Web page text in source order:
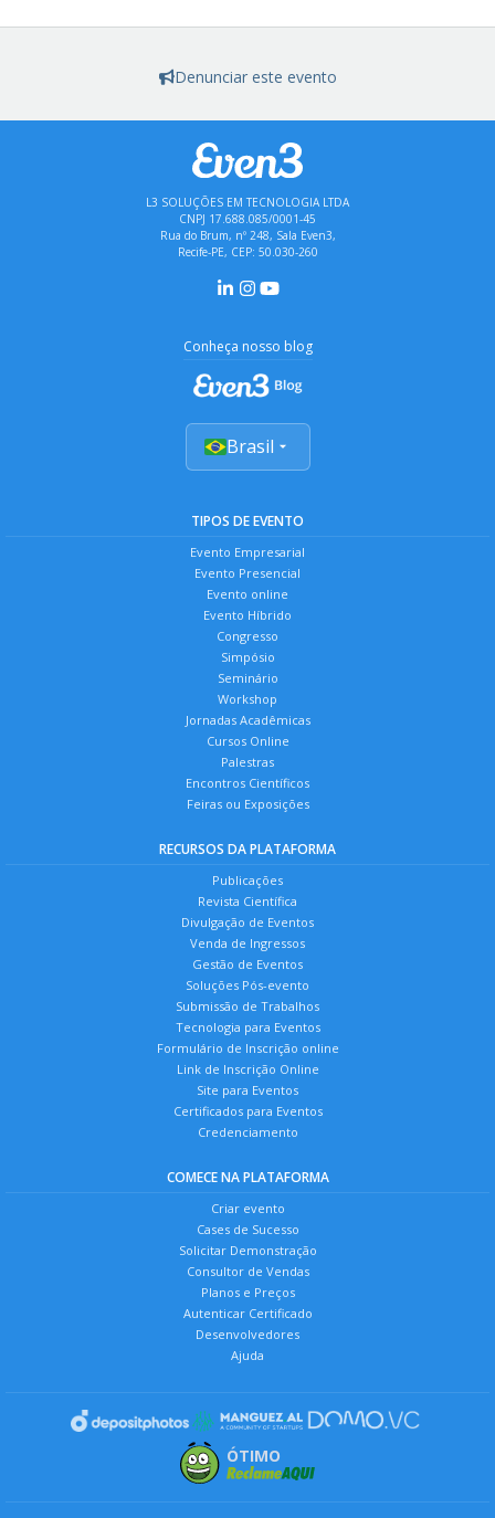
Denunciar este evento
L3 SOLUÇÕES EM TECNOLOGIA LTDA
CNPJ 17.688.085/0001-45
Rua do Brum, nº 248, Sala Even3,
Recife-PE, CEP: 50.030-260
Conheça nosso blog
Brasil
TIPOS DE EVENTO
Evento Empresarial
Evento Presencial
Evento online
Evento Híbrido
Congresso
Simpósio
Seminário
Workshop
Jornadas Acadêmicas
Cursos Online
Palestras
Encontros Científicos
Feiras ou Exposições
RECURSOS DA PLATAFORMA
Publicações
Revista Científica
Divulgação de Eventos
Venda de Ingressos
Gestão de Eventos
Soluções Pós-evento
Submissão de Trabalhos
Tecnologia para Eventos
Formulário de Inscrição online
Link de Inscrição Online
Site para Eventos
Certificados para Eventos
Credenciamento
COMECE NA PLATAFORMA
Criar evento
Cases de Sucesso
Solicitar Demonstração
Consultor de Vendas
Planos e Preços
Autenticar Certificado
Desenvolvedores
Ajuda
ÓTIMO